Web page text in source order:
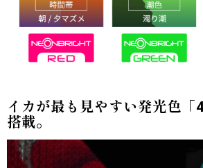
イカが最も見やすい発光色「
搭載。